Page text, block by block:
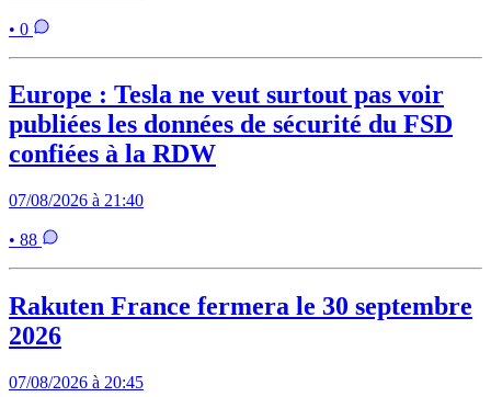
• 0
Europe : Tesla ne veut surtout pas voir
publiées les données de sécurité du FSD
confiées à la RDW
07/08/2026 à 21:40
• 88
Rakuten France fermera le 30 septembre
2026
07/08/2026 à 20:45